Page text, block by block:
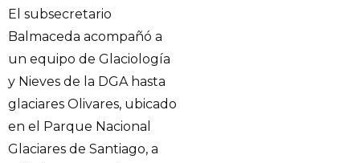
El subsecretario
Balmaceda acompañó a
un equipo de Glaciología
y Nieves de la DGA hasta
glaciares Olivares, ubicado
en el Parque Nacional
Glaciares de Santiago, a